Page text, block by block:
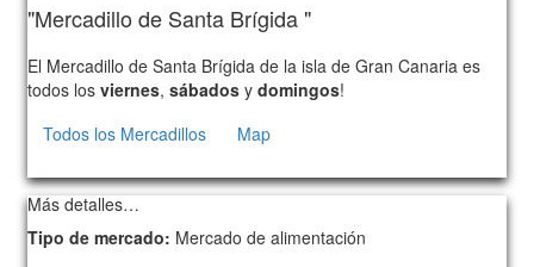
"Mercadillo de Santa Brígida "
El Mercadillo de Santa Brígida de la isla de Gran Canaria es
todos los viernes, sábados y domingos!
Todos los Mercadillos
Map
Más detalles…
Tipo de mercado: Mercado de alimentación